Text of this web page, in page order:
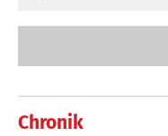
Chronik